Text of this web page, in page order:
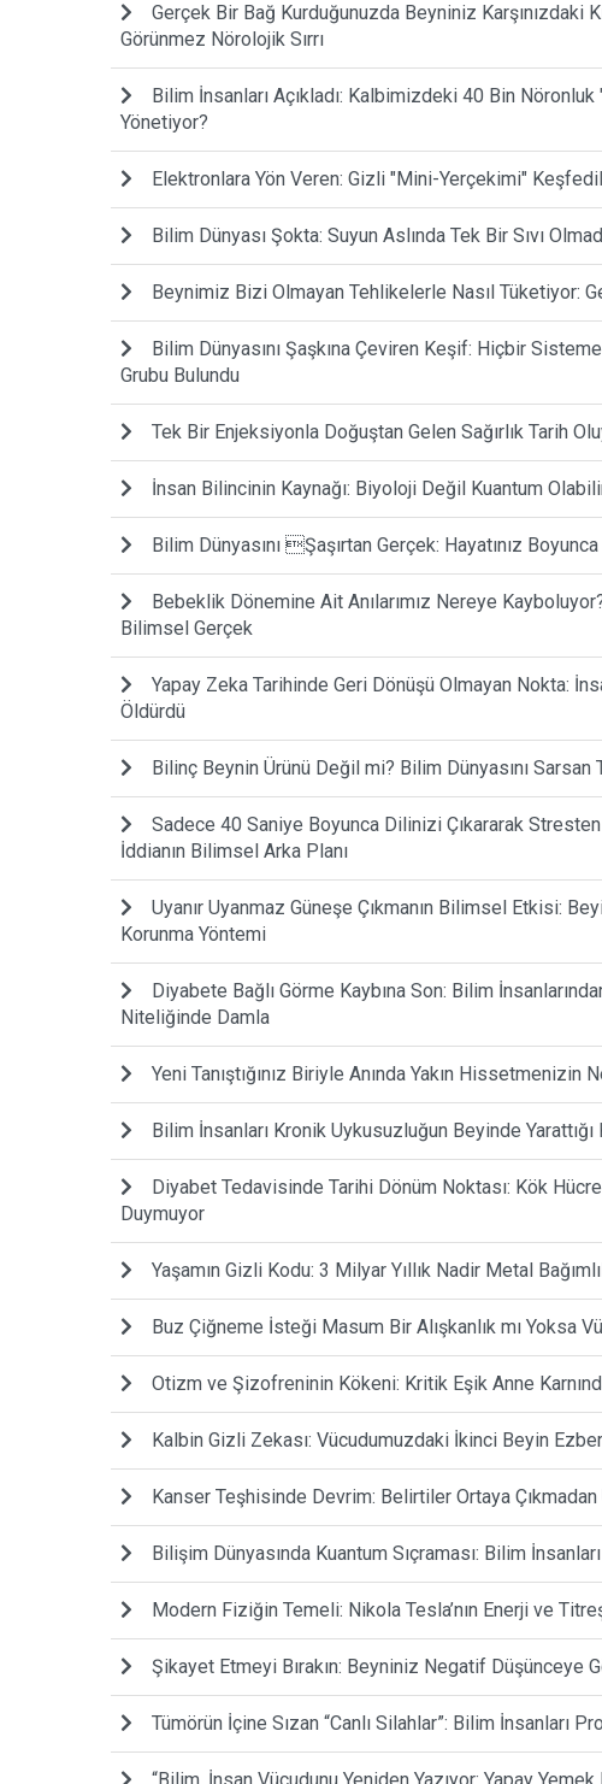
Gerçek Bir Bağ Kurduğunuzda Beyniniz Karşınızdaki
Görünmez Nörolojik Sırrı
Bilim İnsanları Açıkladı: Kalbimizdeki 40 Bin Nöronluk
Yönetiyor?
Elektronlara Yön Veren: Gizli "Mini-Yerçekimi"
Bilim Dünyası Şokta: Suyun Aslında Tek Bir Sıvı
Beynimiz Bizi Olmayan Tehlikelerle Nasıl Tüketiyor:
Bilim Dünyasını Şaşkına Çeviren Keşif: Hiçbir
Grubu Bulundu
Tek Bir Enjeksiyonla Doğuştan Gelen Sağırlık Tarih
İnsan Bilincinin Kaynağı: Biyoloji Değil Kuantum
Bilim Dünyasını Şaşırtan Gerçek: Hayatınız
Bebeklik Dönemine Ait Anılarımız Nereye
Bilimsel Gerçek
Yapay Zeka Tarihinde Geri Dönüşü Olmayan Nokta:
Öldürdü
Bilinç Beynin Ürünü Değil mi? Bilim Dünyasını Sarsan
Sadece 40 Saniye Boyunca Dilinizi Çıkararak
İddianın Bilimsel Arka Planı
Uyanır Uyanmaz Güneşe Çıkmanın Bilimsel Etkisi:
Korunma Yöntemi
Diyabete Bağlı Görme Kaybına Son: Bilim
Niteliğinde Damla
Yeni Tanıştığınız Biriyle Anında Yakın
Bilim İnsanları Kronik Uykusuzluğun Beyinde Yarattığı
Diyabet Tedavisinde Tarihi Dönüm Noktası: Kök
Duymuyor
Yaşamın Gizli Kodu: 3 Milyar Yıllık Nadir Metal
Buz Çiğneme İsteği Masum Bir Alışkanlık mı Yoksa
Otizm ve Şizofreninin Kökeni: Kritik Eşik Anne
Kalbin Gizli Zekası: Vücudumuzdaki İkinci Beyin
Kanser Teşhisinde Devrim: Belirtiler Ortaya
Bilişim Dünyasında Kuantum Sıçraması: Bilim
Modern Fiziğin Temeli: Nikola Tesla’nın Enerji ve
Şikayet Etmeyi Bırakın: Beyniniz Negatif Düşünceye
Tümörün İçine Sızan “Canlı Silahlar”: Bilim İnsanları